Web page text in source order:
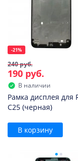
-21%
240 руб.
190 руб.
В наличии
Рамка дисплея для
C25 (черная)
В корзину